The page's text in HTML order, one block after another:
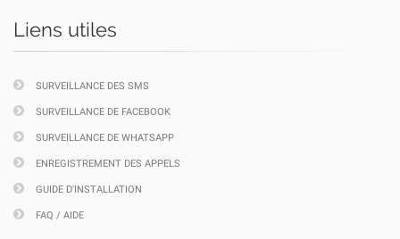
Liens utiles
SURVEILLANCE DES SMS
SURVEILLANCE DE FACEBOOK
SURVEILLANCE DE WHATSAPP
ENREGISTREMENT DES APPELS
GUIDE D'INSTALLATION
FAQ / AIDE